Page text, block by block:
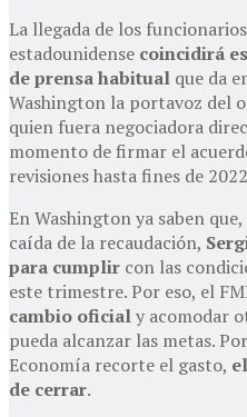
La llegada de los
estadounidense coincidirá
de prensa habitual que da
Washington la portavoz del
quien fuera negociadora
momento de firmar el
revisiones hasta fines de
En Washington ya saben
caída de la recaudación,
para cumplir con las
este trimestre. Por eso, el
cambio oficialy acomodar
pueda alcanzar las metas.
Economía recorte el gasto,
de cerrar.